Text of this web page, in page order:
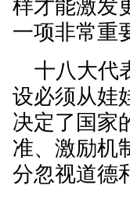
样才能激发
一项非常重
十八大代
设必须从娃
决定了国家
准、激励机
分忽视道德